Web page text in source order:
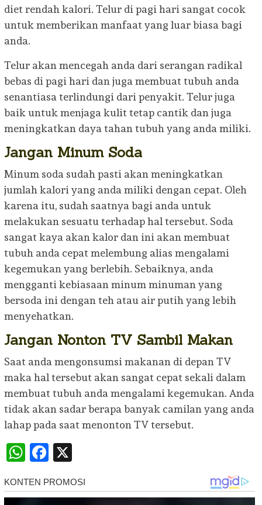
diet rendah kalori. Telur di pagi hari sangat cocok
untuk memberikan manfaat yang luar biasa bagi
anda.
Telur akan mencegah anda dari serangan radikal
bebas di pagi hari dan juga membuat tubuh anda
senantiasa terlindungi dari penyakit. Telur juga
baik untuk menjaga kulit tetap cantik dan juga
meningkatkan daya tahan tubuh yang anda miliki.
Jangan Minum Soda
Minum soda sudah pasti akan meningkatkan
jumlah kalori yang anda miliki dengan cepat. Oleh
karena itu, sudah saatnya bagi anda untuk
melakukan sesuatu terhadap hal tersebut. Soda
sangat kaya akan kalor dan ini akan membuat
tubuh anda cepat melembung alias mengalami
kegemukan yang berlebih. Sebaiknya, anda
mengganti kebiasaan minum minuman yang
bersoda ini dengan teh atau air putih yang lebih
menyehatkan.
Jangan Nonton TV Sambil Makan
Saat anda mengonsumsi makanan di depan TV
maka hal tersebut akan sangat cepat sekali dalam
membuat tubuh anda mengalami kegemukan. Anda
tidak akan sadar berapa banyak camilan yang anda
lahap pada saat menonton TV tersebut.
WhatsApp
Facebook